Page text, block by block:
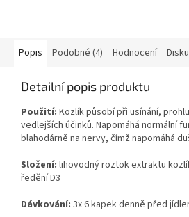
Popis Podobné (4) Hodnocení
Detailní popis produktu
Použití: Kozlík působí při usínání,
vedlejších účinků. Napomáhá normální
blahodárně na nervy, čímž napomáhá
Složení: lihovodný roztok extraktu
ředění D3
Dávkování: 3x6 kapek denně před